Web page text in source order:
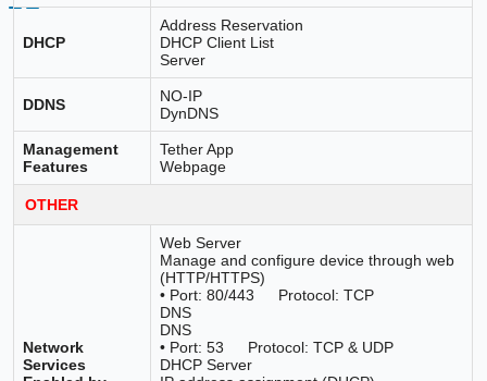
DHCP
Address Reservation
DHCP Client List
Server
DDNS
NO-IP
DynDNS
Management
Features
Tether App
Webpage
OTHER
Network
Services
Web Server
Manage and configure device through web
(HTTP/HTTPS)
• Port: 80/443 Protocol: TCP
DNS
DNS
• Port: 53 Protocol: TCP & UDP
DHCP Server